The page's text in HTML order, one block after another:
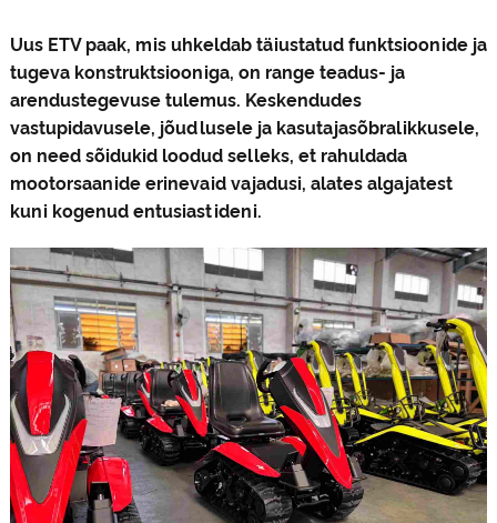
Uus ETV paak, mis uhkeldab täiustatud funktsioonide ja
tugeva konstruktsiooniga, on range teadus- ja
arendustegevuse tulemus. Keskendudes
vastupidavusele, jõudlusele ja kasutajasõbralikkusele,
on need sõidukid loodud selleks, et rahuldada
mootorsaanide erinevaid vajadusi, alates algajatest
kuni kogenud entusiastideni.